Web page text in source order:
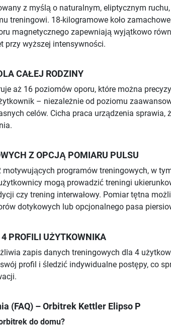
z myślą o naturalnym, eliptycznym
treningowi. 18-kilogramowe koło
magnetycznego zapewniają wyjątkowo
przy wyższej intensywności.
CAŁEJ RODZINY
aż 16 poziomów oporu, które można
– niezależnie od poziomu
celów. Cicha praca urządzenia sprawia,
Z OPCJĄ POMIARU PULSU
motywujących programów treningowych, w
mogą prowadzić treningi
czy trening interwałowy. Pomiar tętna
dotykowych lub opcjonalnego pasa
PROFILI UŻYTKOWNIKA
zapis danych treningowych dla 4
profil i śledzić indywidualne postępy, co
(FAQ) – Orbitrek Kettler Elipso P
do domu?